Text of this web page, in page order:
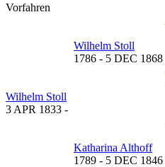
Vorfahren
Wilhelm Stoll
1786 - 5 DEC 1868
Wilhelm Stoll
3 APR 1833 -
Katharina Althoff
1789 - 5 DEC 1846